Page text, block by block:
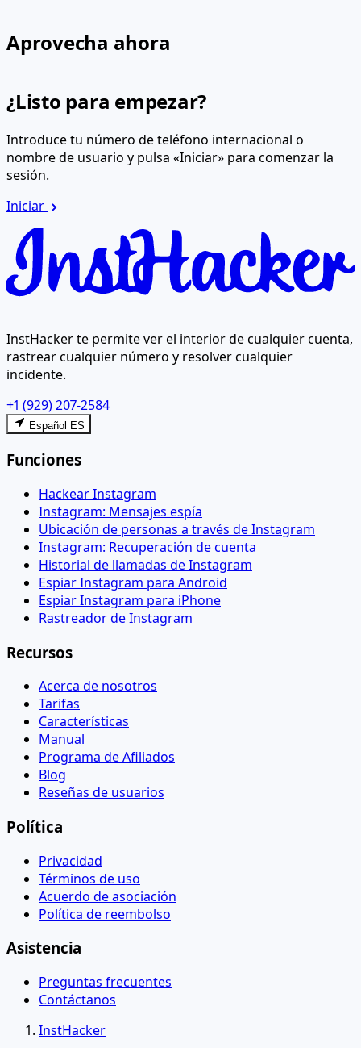
Aprovecha ahora
¿Listo para empezar?
Introduce tu número de teléfono internacional o
nombre de usuario y pulsa «Iniciar» para comenzar la
sesión.
Iniciar
InstHacker te permite ver el interior de cualquier cuenta,
rastrear cualquier número y resolver cualquier
incidente.
+1 (929) 207-2584
Español ES
Funciones
Hackear Instagram
Instagram: Mensajes espía
Ubicación de personas a través de Instagram
Instagram: Recuperación de cuenta
Historial de llamadas de Instagram
Espiar Instagram para Android
Espiar Instagram para iPhone
Rastreador de Instagram
Recursos
Acerca de nosotros
Tarifas
Características
Manual
Programa de Afiliados
Blog
Reseñas de usuarios
Política
Privacidad
Términos de uso
Acuerdo de asociación
Política de reembolso
Asistencia
Preguntas frecuentes
Contáctanos
InstHacker